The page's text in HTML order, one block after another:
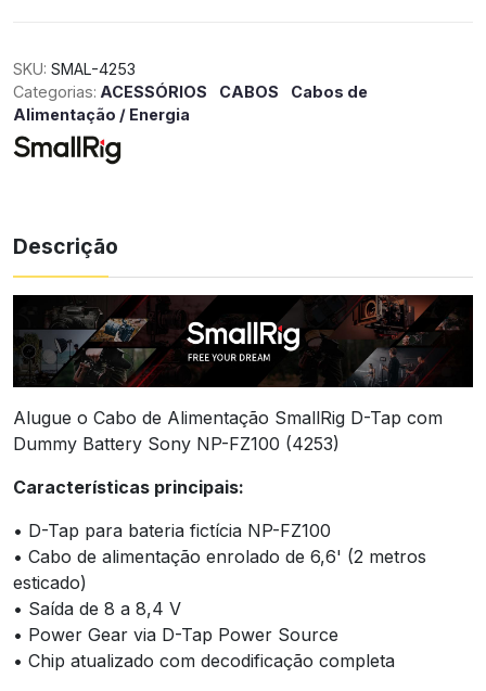
SKU: SMAL-4253
Categorias: ACESSÓRIOS CABOS
Cabos de
Alimentação / Energia
Descrição
Alugue o Cabo de Alimentação SmallRig D-Tap com
Dummy Battery Sony NP-FZ100 (4253)
Características principais:
• D-Tap para bateria fictícia NP-FZ100
• Cabo de alimentação enrolado de 6,6' (2 metros
esticado)
• Saída de 8 a 8,4 V
• Power Gear via D-Tap Power Source
• Chip atualizado com decodificação completa